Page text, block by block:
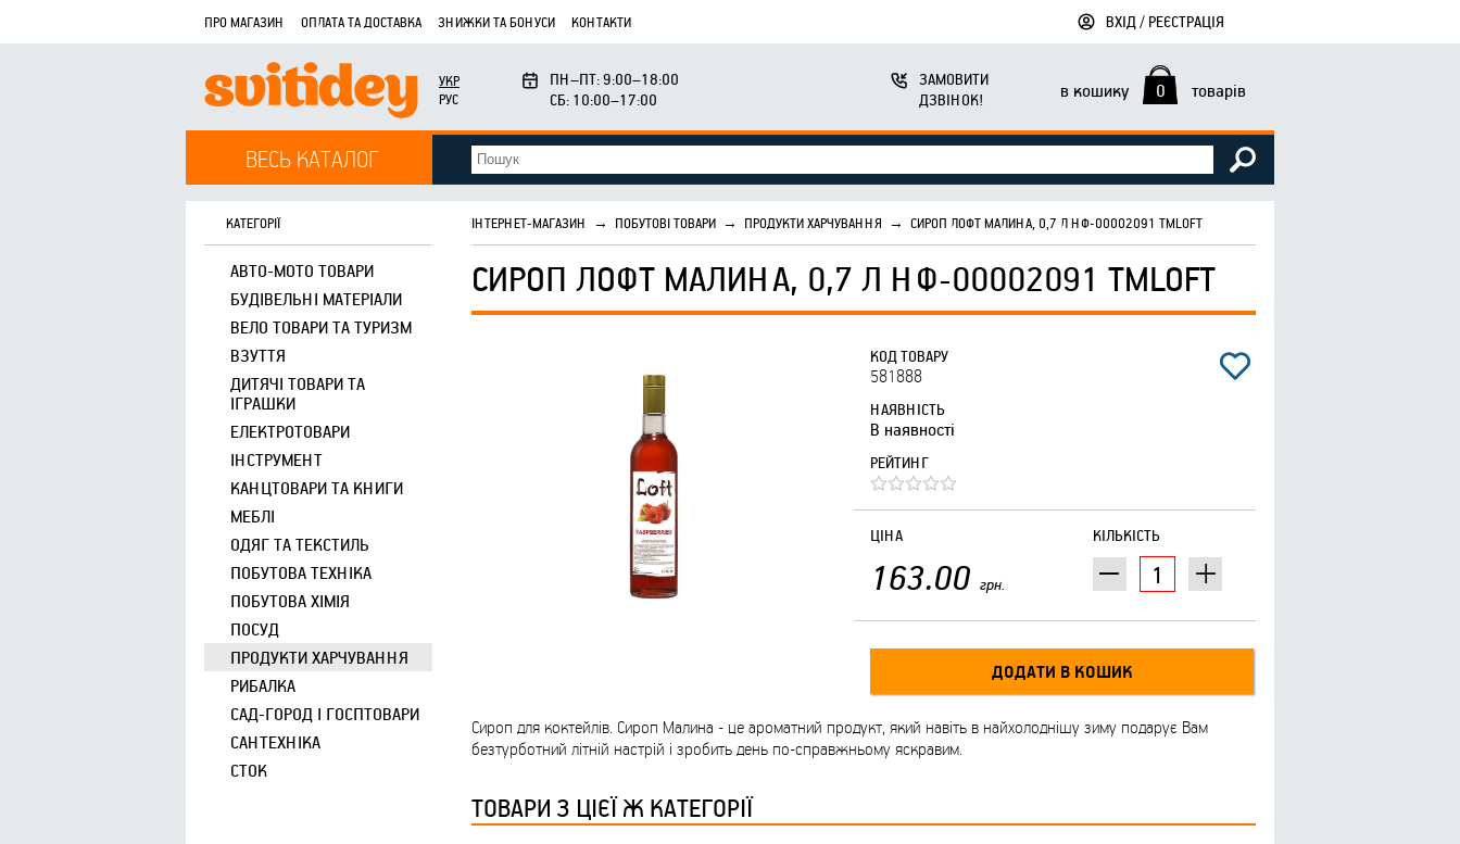
ПРО МАГАЗИН ОПЛАТА ТА ДОСТАВКА ЗНИЖКИ ТА БОНУСИ КОНТАКТИ ВХІД / РЕЄСТРАЦІЯ
УКР
РУС
ПН–ПТ: 9:00–18:00
СБ: 10:00–17:00
ЗАМОВИТИ
ДЗВІНОК!
в кошику 0 товарів
ВЕСЬ КАТАЛОГ
КАТЕГОРІЇ
АВТО-МОТО ТОВАРИ
БУДІВЕЛЬНІ МАТЕРІАЛИ
ВЕЛО ТОВАРИ ТА ТУРИЗМ
ВЗУТТЯ
ДИТЯЧІ ТОВАРИ ТА
ІГРАШКИ
ЕЛЕКТРОТОВАРИ
ІНСТРУМЕНТ
КАНЦТОВАРИ ТА КНИГИ
МЕБЛІ
ОДЯГ ТА ТЕКСТИЛЬ
ПОБУТОВА ТЕХНІКА
ПОБУТОВА ХІМІЯ
ПОСУД
ПРОДУКТИ ХАРЧУВАННЯ
РИБАЛКА
САД-ГОРОД І ГОСПТОВАРИ
САНТЕХНІКА
СТОК
ІНТЕРНЕТ-МАГАЗИН → ПОБУТОВІ ТОВАРИ → ПРОДУКТИ ХАРЧУВАННЯ → СИРОП ЛОФТ МАЛИНА, 0,7 Л НФ-00002091 ТМLOFT
СИРОП ЛОФТ МАЛИНА, 0,7 Л НФ-00002091 ТМLOFT
КОД ТОВАРУ
581888
НАЯВНІСТЬ
В наявності
РЕЙТИНГ
КІЛЬКІСТЬ
ЦІНА
163.00 грн.
Сироп для коктейлів. Сироп Малина - це ароматний продукт, який навіть в найхолоднішу зиму подарує Вам
безтурботний літній настрій і зробить день по-справжньому яскравим.
ТОВАРИ З ЦІЄЇ Ж КАТЕГОРІЇ